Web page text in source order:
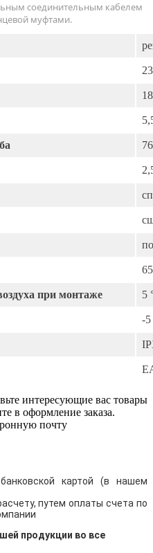
соединительным кабелем
муфтами.
при монтаже 5
-
интересующие вас товары
в оформление заказа.
почту
картой (в нашем
путем оплаты счета по
продукции во все